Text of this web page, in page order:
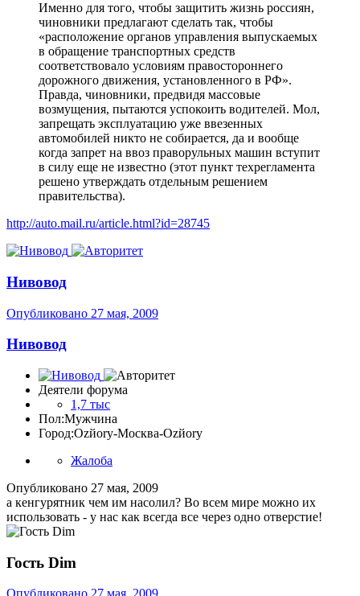
Именно для того, чтобы защитить жизнь россиян,
чиновники предлагают сделать так, чтобы
«расположение органов управления выпускаемых
в обращение транспортных средств
соответствовало условиям правостороннего
дорожного движения, установленного в РФ».
Правда, чиновники, предвидя массовые
возмущения, пытаются успокоить водителей. Мол,
запрещать эксплуатацию уже ввезенных
автомобилей никто не собирается, да и вообще
когда запрет на ввоз праворульных машин вступит
в силу еще не известно (этот пункт техрегламента
решено утверждать отдельным решением
правительства).
http://auto.mail.ru/article.html?id=28745
Нивовод
Опубликовано 27 мая, 2009
Нивовод
Деятели форума
1,7 тыс
Пол:Мужчина
Город:Ozйоry-Москва-Ozйоry
Жалоба
Опубликовано 27 мая, 2009
а кенгурятник чем им насолил? Во всем мире можно их
использовать - у нас как всегда все через одно отверстие!
Гость Dim